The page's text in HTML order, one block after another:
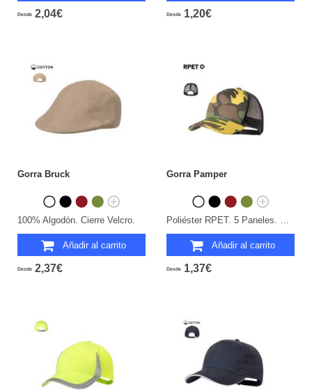
Desde 2,04€ Desde 1,20€
Gorra Bruck
100% Algodón. Cierre Velcro.
Añadir al carrito
Desde 2,37€
Gorra Pamper
Poliéster RPET. 5 Paneles. Cierre Plástico.
Añadir al carrito
Desde 1,37€